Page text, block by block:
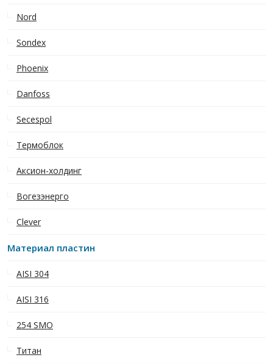
Nord
Sondex
Phoenix
Danfoss
Secespol
Термоблок
Аксион-холдинг
Вогезэнерго
Clever
Материал пластин
AISI 304
AISI 316
254 SMO
Титан